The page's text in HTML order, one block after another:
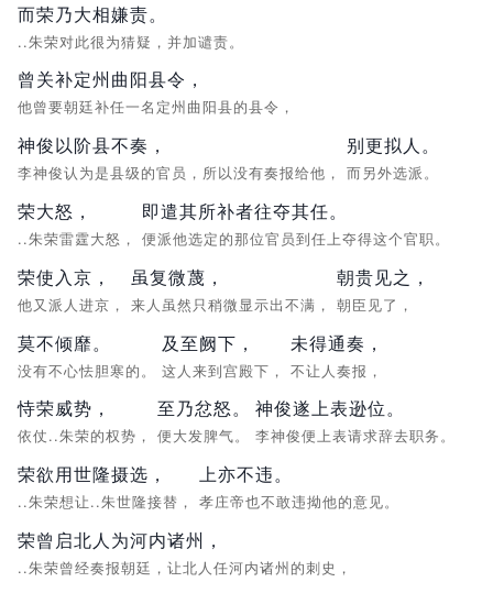
而荣乃大相嫌责。
..朱荣对此很为猜疑，并加谴责。
曾关补定州曲阳县令，
他曾要朝廷补任一名定州曲阳县的县令，
神俊以阶县不奏，
李神俊认为是县级的官员，所以没有奏报给他，
别更拟人。
而另外选派。
荣大怒，
..朱荣雷霆大怒，
即遣其所补者往夺其任。
便派他选定的那位官员到任上夺得这个官职。
荣使入京，
他又派人进京，
虽复微蔑，
来人虽然只稍微显示出不满，
朝贵见之，
朝臣见了，
莫不倾靡。
没有不心怯胆寒的。
及至阙下，
这人来到宫殿下，
未得通奏，
不让人奏报，
恃荣威势，
依仗..朱荣的权势，
至乃忿怒。
便大发脾气。
神俊遂上表逊位。
李神俊便上表请求辞去职务。
荣欲用世隆摄选，
..朱荣想让..朱世隆接替，
上亦不违。
孝庄帝也不敢违拗他的意见。
荣曾启北人为河内诸州，
..朱荣曾经奏报朝廷，让北人任河内诸州的刺史，